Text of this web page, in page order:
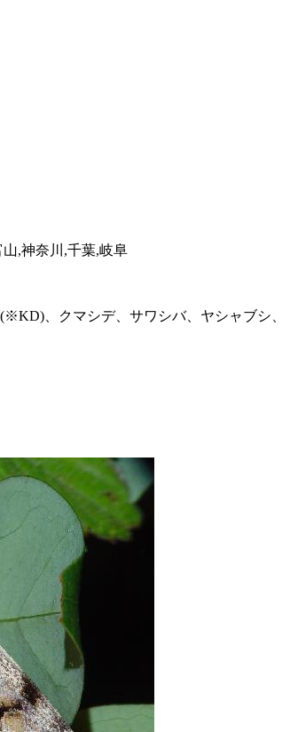
,神奈川,千葉,岐阜
、クマシデ、サワシバ、ヤシャブ